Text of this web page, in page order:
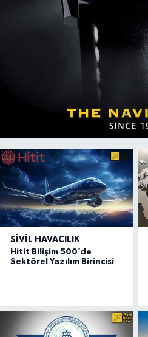
SIVIL HAVACILIK
Hitit Bilişim 500’de
Sektörel Yazılım Birincisi